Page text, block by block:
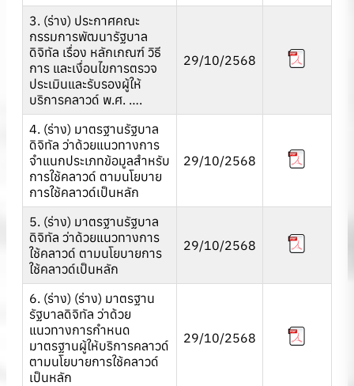
3. (ร่าง) ประกาศคณะ
กรรมการพัฒนารัฐบาล
ดิจิทัล เรื่อง หลักเกณฑ์ วิธี
การ และเงื่อนไขการตรวจ
ประเมินและรับรองผู้ให้
บริการคลาวด์ พ.ศ. ….
29/10/2568
4. (ร่าง) มาตรฐานรัฐบาล
ดิจิทัล ว่าด้วยแนวทางการ
จำแนกประเภทข้อมูลสำหรับ
การใช้คลาวด์ ตามนโยบาย
การใช้คลาวด์เป็นหลัก
29/10/2568
5. (ร่าง) มาตรฐานรัฐบาล
ดิจิทัล ว่าด้วยแนวทางการ
ใช้คลาวด์ ตามนโยบายการ
ใช้คลาวด์เป็นหลัก
29/10/2568
6. (ร่าง) (ร่าง) มาตรฐาน
รัฐบาลดิจิทัล ว่าด้วย
แนวทางการกำหนด
มาตรฐานผู้ให้บริการคลาวด์
ตามนโยบายการใช้คลาวด์
เป็นหลัก
29/10/2568